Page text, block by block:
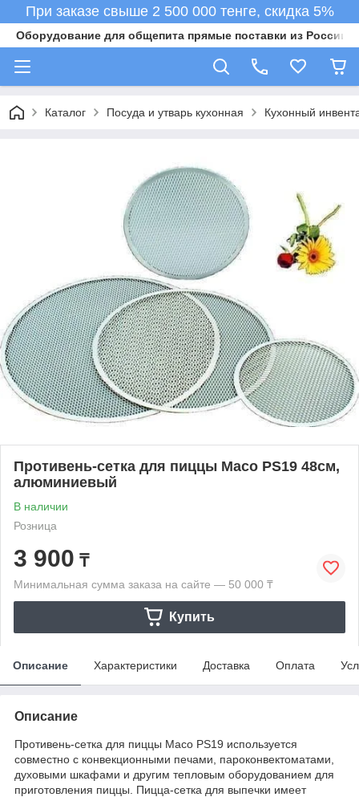
При заказе свыше 2 500 000 тенге, скидка 5%
Оборудование для общепита прямые поставки из России в
Каталог Посуда и утварь кухонная Кухонный
Противень-сетка для пиццы Maco PS19 48см,
алюминиевый
В наличии
Розница
3 900 ₸
Минимальная сумма заказа на сайте — 50 000 ₸
Купить
Описание Характеристики Доставка Оплата
Описание
Противень-сетка для пиццы Maco PS19 используется
совместно с конвекционными печами, пароконвектоматами,
духовыми шкафами и другим тепловым оборудованием для
приготовления пиццы. Пицца-сетка для выпечки имеет